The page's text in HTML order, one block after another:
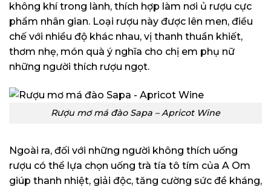
không khí trong lành, thích hợp làm nơi ủ rượu cực
phẩm nhân gian. Loại rượu này được lên men, điều
chế với nhiều độ khác nhau, vị thanh thuần khiết,
thơm nhẹ, món quà ý nghĩa cho chị em phụ nữ
những người thích rượu ngọt.
Rượu mơ má đào Sapa – Apricot Wine
Ngoài ra, đối với những người không thích uống
rượu có thể lựa chọn uống trà tía tô tím của A Om
giúp thanh nhiệt, giải độc, tăng cường sức đề kháng,